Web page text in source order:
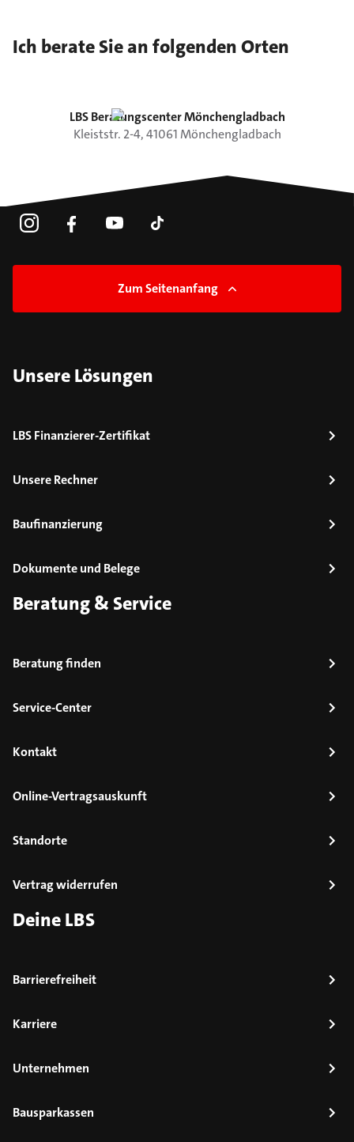
Ich berate Sie an folgenden Orten
LBS Beratungscenter Mönchengladbach
Kleiststr. 2-4,41061Mönchengladbach
Zum Seitenanfang
Unsere Lösungen
LBS Finanzierer-Zertifikat
Unsere Rechner
Baufinanzierung
Dokumente und Belege
Beratung & Service
Beratung finden
Service-Center
Kontakt
Online-Vertragsauskunft
Standorte
Vertrag widerrufen
Deine LBS
Barrierefreiheit
Karriere
Unternehmen
Bausparkassen